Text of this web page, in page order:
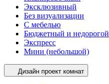
Эксклюзивный
Без визуализации
С мебелью
Бюджетный и недорогой
Экспресс
Мини (небольшой)
Дизайн проект комнат